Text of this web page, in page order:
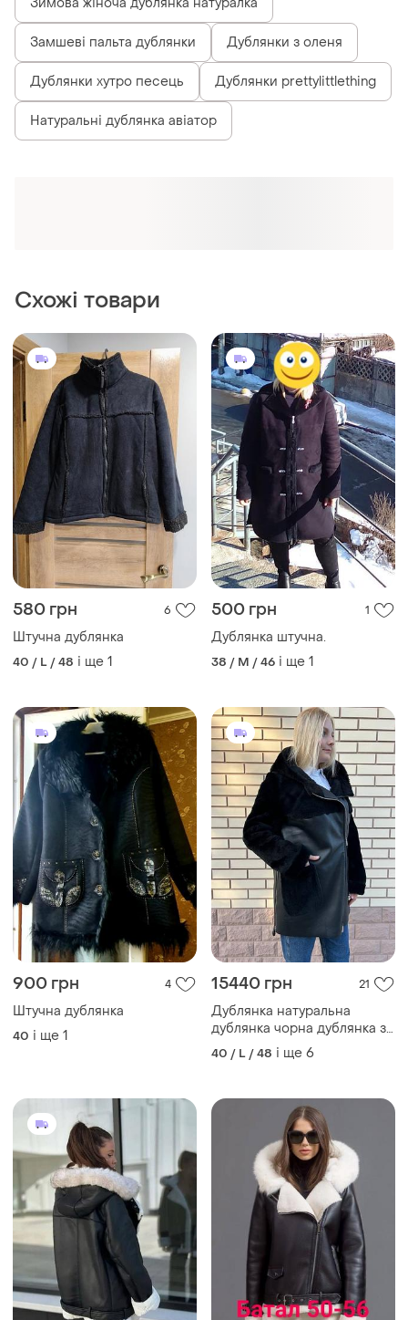
Замшеві пальта дублянки Дублянки з оленя
Дублянки хутро песець Дублянки prettylittlething
Натуральні дублянка авіатор
Схожі товари
580 грн 6
Штучна дублянка
40 / L / 48 і ще 1
500 грн 1
Дублянка штучна.
38 / M / 46 і ще 1
900 грн 4
Штучна дублянка
40 і ще 1
15440 грн 21
Дублянка натуральна
дублянка чорна дублянка з
капюшоном
40 / L / 48 і ще 6